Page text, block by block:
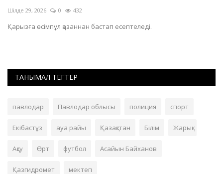
Шілде 29, 2026 0 432
Қарызға өсімпұл қазаннан бастап есептеледі.
ТАНЫМАЛ ТЕГТЕР
павлодар Павлодар облысы полиция спорт
Екібастұз ауа райы Қазақстан Білім Жарық
Ақсу Өрт футбол Асайын Байханов
Қазгидромет мектеп